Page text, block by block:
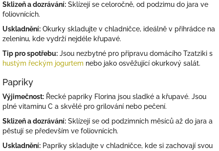
Sklizeň a dozrávání: Sklízejí se celoročně, od podzimu do jara ve
foliovnících.
Uskladnění: Okurky skladujte v chladničce, ideálně v přihrádce na
zeleninu, kde vydrží nejdéle křupavé.
Tip pro spotřebu: Jsou nezbytné pro přípravu domácího Tzatziki s
hustým řeckým jogurtem nebo jako osvěžující okurkový salát.
Papriky
Výjimečnost: Řecké papriky Florina jsou sladké a křupavé. Jsou
plné vitamínu C a skvělé pro grilování nebo pečení.
Sklizeň a dozrávání: Sklízejí se od podzimních měsíců až do jara a
pěstují se především ve foliovnících.
Uskladnění: Papriky skladujte v chladničce, kde si zachovají svou